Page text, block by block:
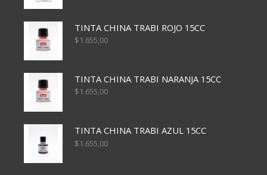
TINTA CHINA TRABI ROJO 15CC
$1.655,00
TINTA CHINA TRABI NARANJA 15CC
$1.655,00
TINTA CHINA TRABI AZUL 15CC
$1.655,00